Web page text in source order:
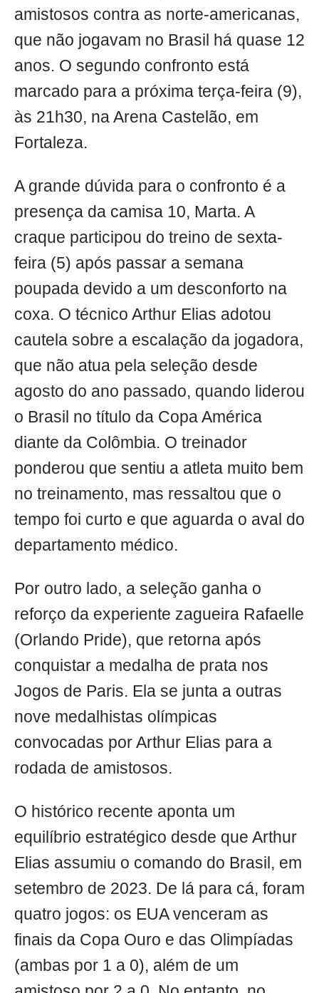
amistosos contra as norte-americanas,
que não jogavam no Brasil há quase 12
anos. O segundo confronto está
marcado para a próxima terça-feira (9),
às 21h30, na Arena Castelão, em
Fortaleza.
A grande dúvida para o confronto é a
presença da camisa 10, Marta. A
craque participou do treino de sexta-
feira (5) após passar a semana
poupada devido a um desconforto na
coxa. O técnico Arthur Elias adotou
cautela sobre a escalação da jogadora,
que não atua pela seleção desde
agosto do ano passado, quando liderou
o Brasil no título da Copa América
diante da Colômbia. O treinador
ponderou que sentiu a atleta muito bem
no treinamento, mas ressaltou que o
tempo foi curto e que aguarda o aval do
departamento médico.
Por outro lado, a seleção ganha o
reforço da experiente zagueira Rafaelle
(Orlando Pride), que retorna após
conquistar a medalha de prata nos
Jogos de Paris. Ela se junta a outras
nove medalhistas olímpicas
convocadas por Arthur Elias para a
rodada de amistosos.
O histórico recente aponta um
equilíbrio estratégico desde que Arthur
Elias assumiu o comando do Brasil, em
setembro de 2023. De lá para cá, foram
quatro jogos: os EUA venceram as
finais da Copa Ouro e das Olimpíadas
(ambas por 1 a 0), além de um